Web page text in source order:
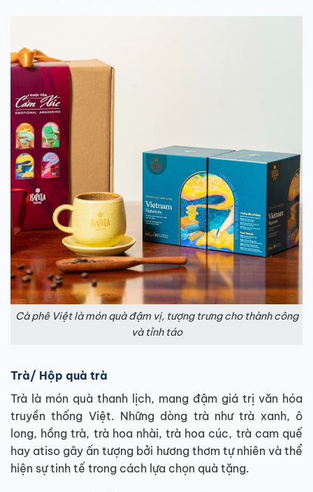
Cà phê Việt là món quà đậm vị, tượng trưng cho thành công
và tỉnh táo
Trà/ Hộp quà trà
Trà là món quà thanh lịch, mang đậm giá trị văn hóa
truyền thống Việt. Những dòng trà như trà xanh, ô
long, hồng trà, trà hoa nhài, trà hoa cúc, trà cam quế
hay atiso gây ấn tượng bởi hương thơm tự nhiên và thể
hiện sự tinh tế trong cách lựa chọn quà tặng.